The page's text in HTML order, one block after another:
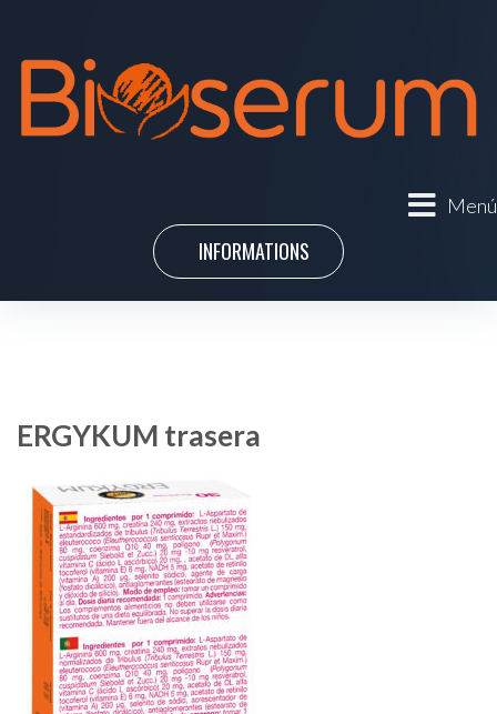
Menú
INFORMATIONS
ERGYKUM trasera